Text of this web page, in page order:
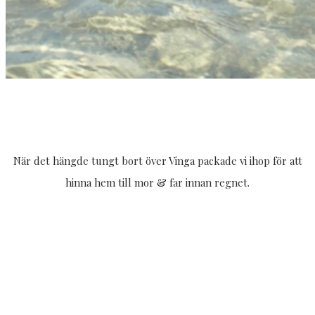
När det hängde tungt bort över Vinga packade vi ihop för att
hinna hem till mor & far innan regnet.